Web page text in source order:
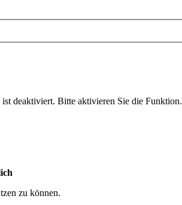
deaktiviert. Bitte aktivieren Sie die Funktion.
zu können.